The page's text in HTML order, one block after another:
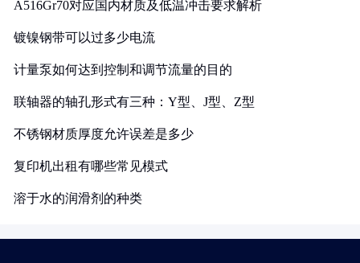
A516Gr70对应国内材质及低温冲击要求解析
镀镍钢带可以过多少电流
计量泵如何达到控制和调节流量的目的
联轴器的轴孔形式有三种：Y型、J型、Z型
不锈钢材质厚度允许误差是多少
复印机出租有哪些常见模式
溶于水的润滑剂的种类